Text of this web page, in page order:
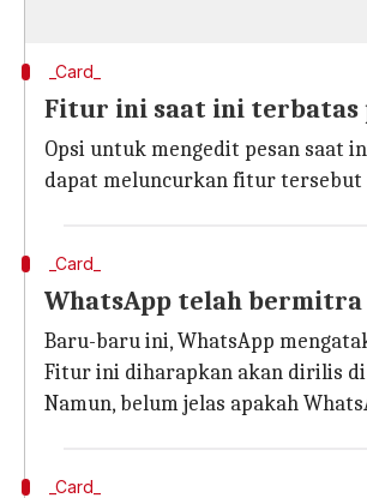
_Card_
Fitur ini saat ini terbatas
Opsi untuk mengedit pesan saat
dapat meluncurkan fitur tersebut
_Card_
WhatsApp telah
Baru-baru ini, WhatsApp
Fitur ini diharapkan akan dirilis
Namun, belum jelas apakah
_Card_